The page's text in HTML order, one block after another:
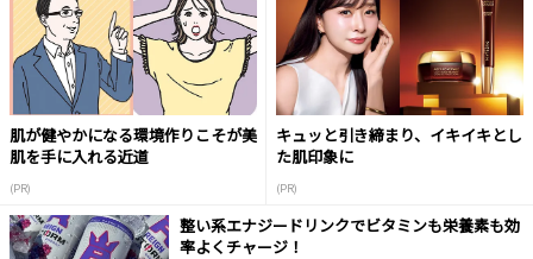
肌が健やかになる環境作りこそが美
肌を手に入れる近道
(PR)
キュッと引き締まり、イキイキとし
た肌印象に
(PR)
整い系エナジードリンクでビタミンも栄養素も効
率よくチャージ！